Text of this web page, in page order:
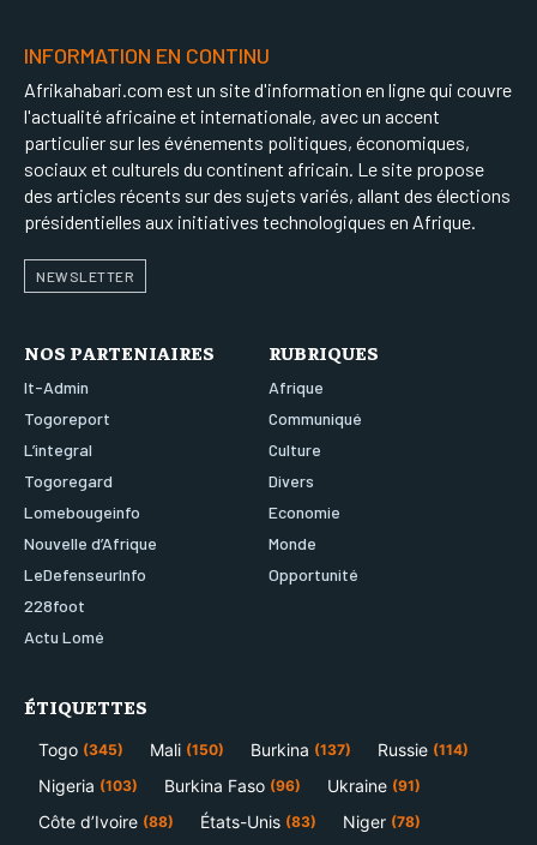
INFORMATION EN CONTINU
Afrikahabari.com est un site d'information en ligne qui couvre
l'actualité africaine et internationale, avec un accent
particulier sur les événements politiques, économiques,
sociaux et culturels du continent africain. Le site propose
des articles récents sur des sujets variés, allant des élections
présidentielles aux initiatives technologiques en Afrique.
NEWSLETTER
NOS PARTENIAIRES
It-Admin
Togoreport
L’integral
Togoregard
Lomebougeinfo
Nouvelle d’Afrique
LeDefenseurInfo
228foot
Actu Lomé
RUBRIQUES
Afrique
Communiqué
Culture
Divers
Economie
Monde
Opportunité
ÉTIQUETTES
Togo (345) Mali (150) Burkina (137) Russie (114)
Nigeria (103) Burkina Faso (96) Ukraine (91)
Côte d’Ivoire (88) États-Unis (83) Niger (78)